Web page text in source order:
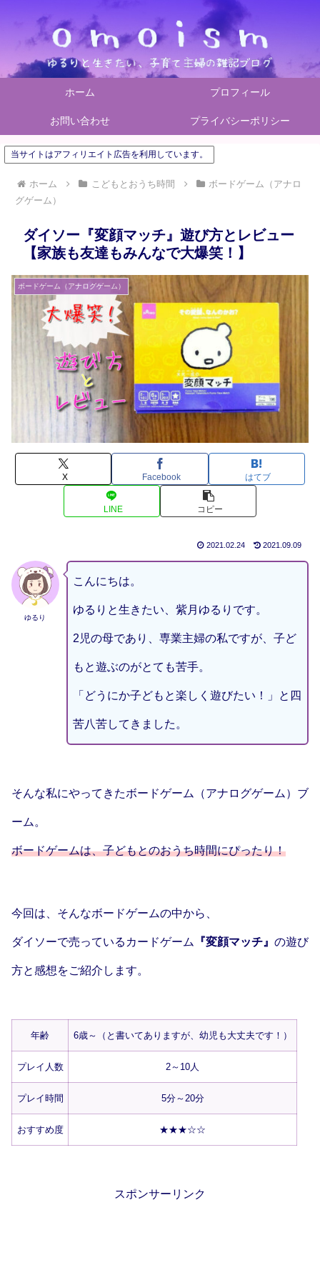
ホーム プロフィール
お問い合わせ プライバシーポリシー
当サイトはアフィリエイト広告を利用しています。
ホーム こどもとおうち時間
ボードゲーム（アナロ
グゲーム）
ダイソー『変顔マッチ』遊び方とレビュー
【家族も友達もみんなで大爆笑！】
ボードゲーム（アナログゲーム）
X Facebook はてブ
LINE コピー
2021.02.24 2021.09.09
ゆるり
こんにちは。
ゆるりと生きたい、紫月ゆるりです。
2児の母であり、専業主婦の私ですが、子ど
もと遊ぶのがとても苦手。
「どうにか子どもと楽しく遊びたい！」と四
苦八苦してきました。
そんな私にやってきたボードゲーム（アナログゲーム）ブ
ーム。
ボードゲームは、子どもとのおうち時間にぴったり！
今回は、そんなボードゲームの中から、
ダイソーで売っているカードゲーム 『変顔マッチ』 の遊び
方と感想をご紹介します。
年齢 6歳～（と書いてありますが、幼児も大丈夫です！）
プレイ人数 2～10人
プレイ時間 5分～20分
おすすめ度 ★★★☆☆
スポンサーリンク